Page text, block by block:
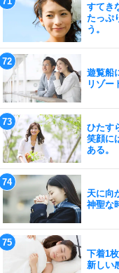
すてき
たっぷ
う。
遊覧船
リゾー
ひたす
笑顔に
ある。
天に向
神聖な
下着1
新しい